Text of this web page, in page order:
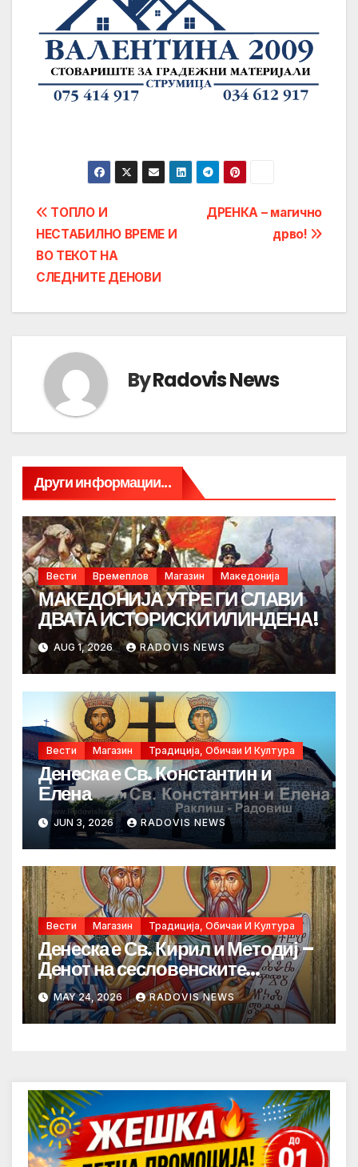
Post
navigation
ДРЕНКА – магично
дрво!
ТОПЛО И
НЕСТАБИЛНО ВРЕМЕ И
ВО ТЕКОТ НА
СЛЕДНИТЕ ДЕНОВИ
ByRadovis News
Други информации...
Вести Времеплов Магазин Македонија
МАКЕДОНИЈА УТРЕ ГИ СЛАВИ
ДВАТА ИСТОРИСКИ ИЛИНДЕНА!
AUG 1, 2026 RADOVIS NEWS
Вести Магазин Традиција, Обичаи И Култура
Денеска е Св. Константин и
Елена
JUN 3, 2026 RADOVIS NEWS
Вести Магазин Традиција, Обичаи И Култура
Денеска е Св. Кирил и Методиј –
Денот на сесловенските
просветители
MAY 24, 2026 RADOVIS NEWS